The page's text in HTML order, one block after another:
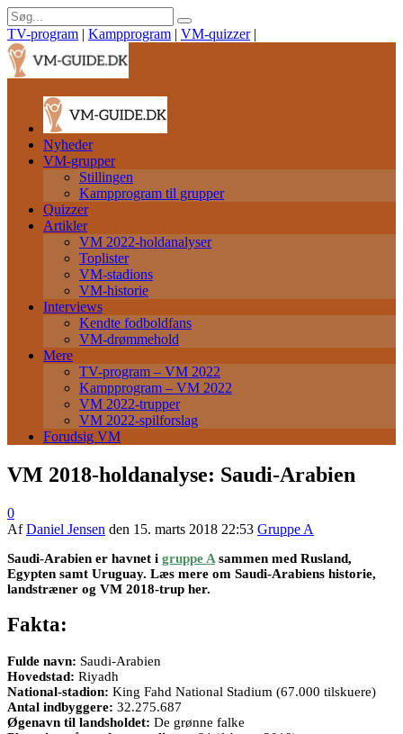
TV-program | Kampprogram | VM-quizzer |
Nyheder
VM-grupper
Stillingen
Kampprogram til grupper
Quizzer
Artikler
VM 2022-holdanalyser
Toplister
VM-stadions
VM-historie
Interviews
Kendte fodboldfans
VM-drømmehold
Mere
TV-program – VM 2022
Kampprogram – VM 2022
VM 2022-trupper
VM 2022-spilforslag
Forudsig VM
VM 2018-holdanalyse: Saudi-Arabien
0
AfDaniel Jensen den 15. marts 2018 22:53 Gruppe A
Saudi-Arabien er havnet i gruppe A sammen med Rusland,
Egypten samt Uruguay. Læs mere om Saudi-Arabiens historie,
landstræner og VM 2018-trup her.
Fakta:
Fulde navn: Saudi-Arabien
Hovedstad: Riyadh
National-stadion: King Fahd National Stadium (67.000 tilskuere)
Antal indbyggere: 32.275.687
Øgenavn til landsholdet: De grønne falke